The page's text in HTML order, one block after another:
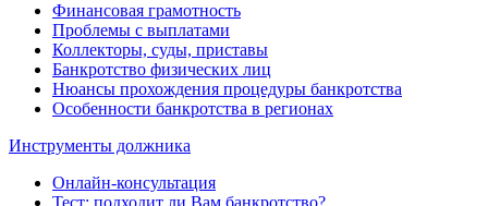
Финансовая грамотность
Проблемы с выплатами
Коллекторы, суды, приставы
Банкротство физических лиц
Нюансы прохождения процедуры банкротства
Особенности банкротства в регионах
Инструменты должника
Онлайн-консультация